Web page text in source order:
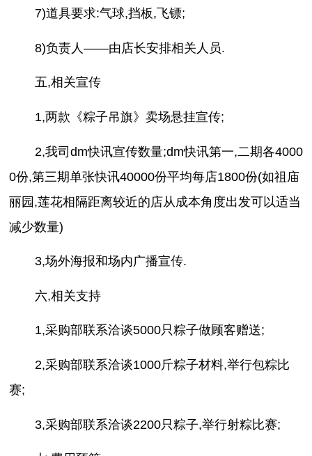
7)道具要求:气球,挡板,飞镖;
8)负责人——由店长安排相关人员.
五,相关宣传
1,两款《粽子吊旗》卖场悬挂宣传;
2,我司dm快讯宣传数量;dm快讯第一,二期各4000
0份,第三期单张快讯40000份平均每店1800份(如祖庙
丽园,莲花相隔距离较近的店从成本角度出发可以适当
减少数量)
3,场外海报和场内广播宣传.
六,相关支持
1,采购部联系洽谈5000只粽子做顾客赠送;
2,采购部联系洽谈1000斤粽子材料,举行包粽比
赛;
3,采购部联系洽谈2200只粽子,举行射粽比赛;